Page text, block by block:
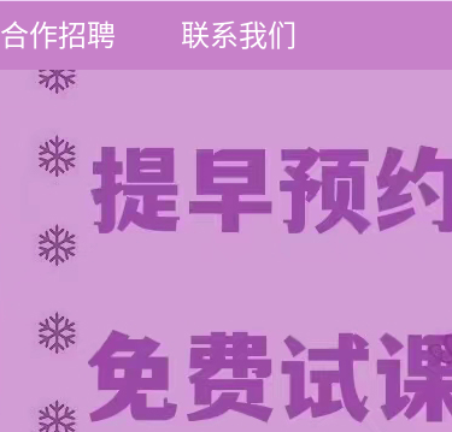
合作招聘 联系我们